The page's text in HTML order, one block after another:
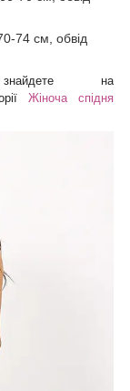
74 см, обвід
на
Жіноча спідня